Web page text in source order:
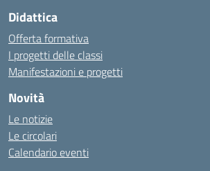
Didattica
Offerta formativa
I progetti delle classi
Manifestazioni e progetti
Novità
Le notizie
Le circolari
Calendario eventi